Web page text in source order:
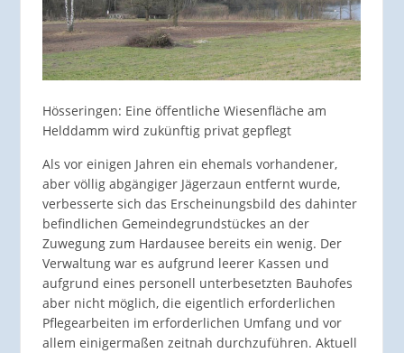
Hösseringen: Eine öffentliche Wiesenfläche am
Helddamm wird zukünftig privat gepflegt
Als vor einigen Jahren ein ehemals vorhandener,
aber völlig abgängiger Jägerzaun entfernt wurde,
verbesserte sich das Erscheinungsbild des dahinter
befindlichen Gemeindegrundstückes an der
Zuwegung zum Hardausee bereits ein wenig. Der
Verwaltung war es aufgrund leerer Kassen und
aufgrund eines personell unterbesetzten Bauhofes
aber nicht möglich, die eigentlich erforderlichen
Pflegearbeiten im erforderlichen Umfang und vor
allem einigermaßen zeitnah durchzuführen. Aktuell